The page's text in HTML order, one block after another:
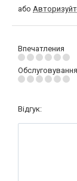
або
Впечатления
Обслуговування
Відгук: